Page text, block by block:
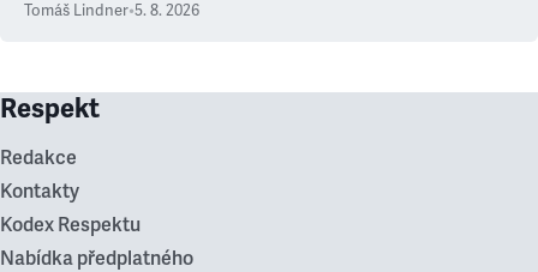
Tomáš Lindner•5. 8. 2026
Respekt
Redakce
Kontakty
Kodex Respektu
Nabídka předplatného